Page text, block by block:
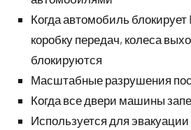
Когда автомобиль
коробку передач, колеса
блокируются
Масштабные разрушения
Когда все двери машины
Используется для